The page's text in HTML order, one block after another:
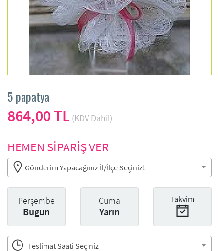
5 papatya
864,00 TL (KDV Dahil)
HEMEN SİPARİŞ VER
Gönderim Yapacağınız İl/İlçe Seçiniz!
Perşembe
Bugün
Cuma
Yarın
Takvim
Teslimat Saati Seçiniz